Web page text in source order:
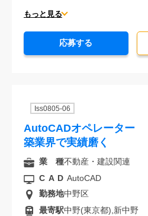
オフィスが禁煙
もっと見る
応募する
Iss0805-06
AutoCADオペレーター
築業界で実績磨く
業 種不動産・建設関連
CAD AutoCAD
勤務地中野区
最寄駅中野(東京都),新中野